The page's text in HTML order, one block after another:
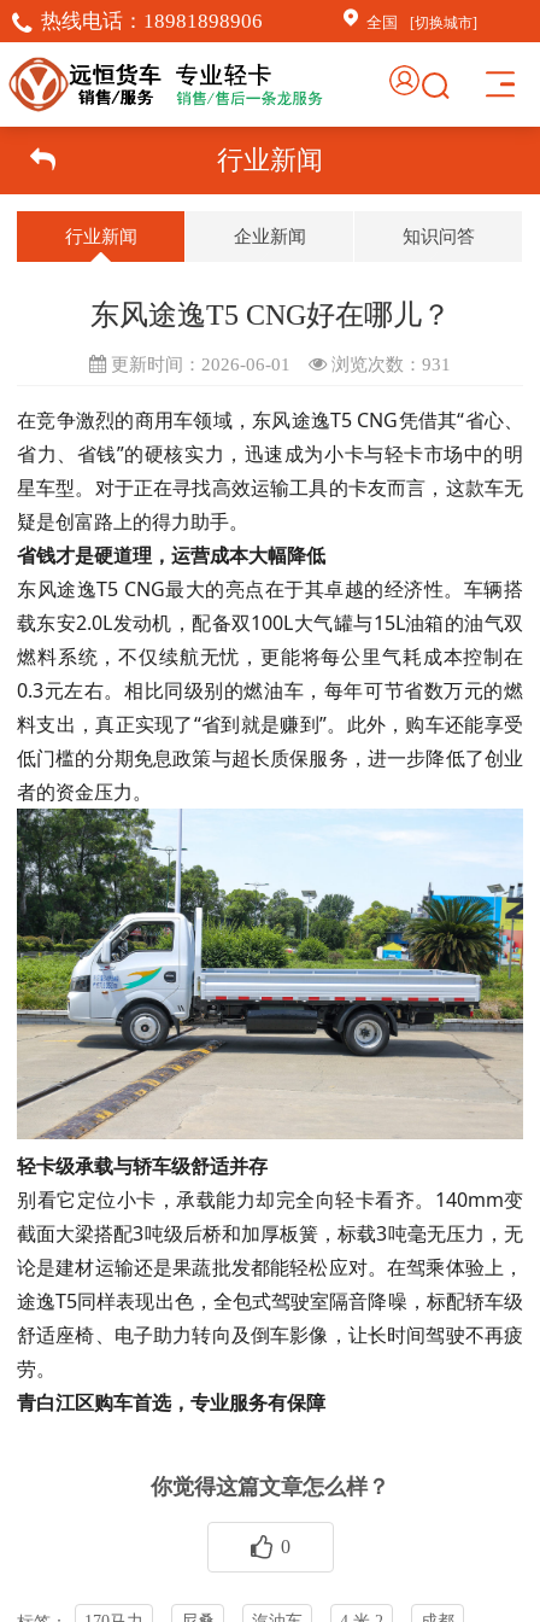
热线电话： 18981898906 全国 [切换城市]
行业新闻
行业新闻 企业新闻 知识问答
东风途逸T5 CNG好在哪儿？
更新时间：2026-06-01 浏览次数： 931
在竞争激烈的商用车领域，东风途逸T5 CNG凭借其“省心、
省力、省钱”的硬核实力，迅速成为小卡与轻卡市场中的明
星车型。对于正在寻找高效运输工具的卡友而言，这款车无
疑是创富路上的得力助手。
省钱才是硬道理，运营成本大幅降低
东风途逸T5 CNG最大的亮点在于其卓越的经济性。车辆搭
载东安2.0L发动机，配备双100L大气罐与15L油箱的油气双
燃料系统，不仅续航无忧，更能将每公里气耗成本控制在
0.3元左右。相比同级别的燃油车，每年可节省数万元的燃
料支出，真正实现了“省到就是赚到”。此外，购车还能享受
低门槛的分期免息政策与超长质保服务，进一步降低了创业
者的资金压力。
轻卡级承载与轿车级舒适并存
别看它定位小卡，承载能力却完全向轻卡看齐。140mm变
截面大梁搭配3吨级后桥和加厚板簧，标载3吨毫无压力，无
论是建材运输还是果蔬批发都能轻松应对。在驾乘体验上，
途逸T5同样表现出色，全包式驾驶室隔音降噪，标配轿车级
舒适座椅、电子助力转向及倒车影像，让长时间驾驶不再疲
劳。
青白江区购车首选，专业服务有保障
你觉得这篇文章怎么样？
0